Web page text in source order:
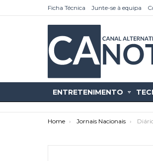
Ficha Técnica Junte-se à equipa
ENTRETENIMENTO
You are here:
Home Jornais Nacionais